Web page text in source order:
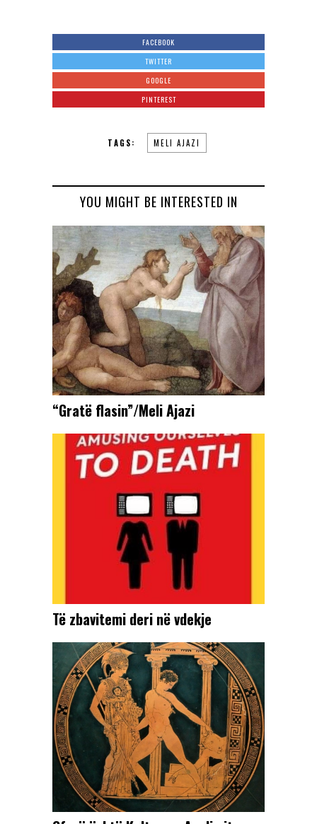
FACEBOOK
TWITTER
GOOGLE
PINTEREST
TAGS: MELI AJAZI
YOU MIGHT BE INTERESTED IN
“Gratë flasin”/Meli Ajazi
Të zbavitemi deri në vdekje